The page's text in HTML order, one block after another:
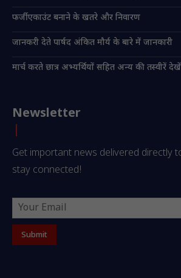
फर्जी एकाउंट बनाने के खतरे और निवारण
जानकरी देते पार्षद अंकित मौर्य के बारे में जानकारी
मार्च करते छात्र अभ्यर्थियों सहित अन्य की तस्वीरें देखें
Newsletter
Get important news delivered directly
stay connected!